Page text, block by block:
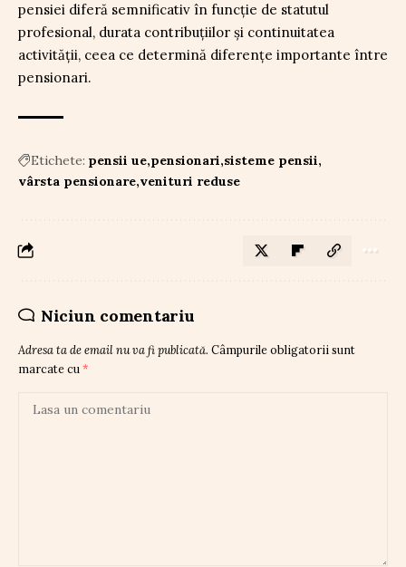
pensiei diferă semnificativ în funcție de statutul
profesional, durata contribuțiilor și continuitatea
activității, ceea ce determină diferențe importante între
pensionari.
Etichete: pensii ue pensionari sisteme pensii
vârsta pensionare venituri reduse
Niciun comentariu
Adresa ta de email nu va fi publicată. Câmpurile obligatorii sunt
marcate cu *